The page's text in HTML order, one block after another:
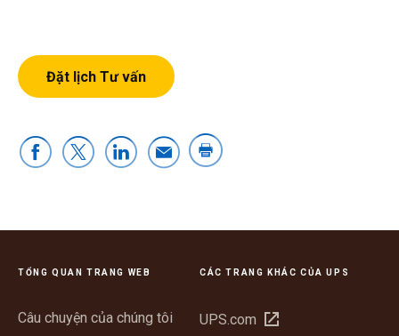
Đặt lịch Tư vấn
TỔNG QUAN TRANG WEB
Câu chuyện của chúng tôi
CÁC TRANG KHÁC CỦA UPS
UPS.com Mở